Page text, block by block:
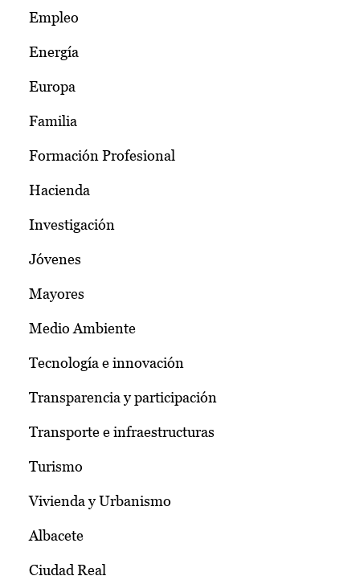
Empleo
Energía
Europa
Familia
Formación Profesional
Hacienda
Investigación
Jóvenes
Mayores
Medio Ambiente
Tecnología e innovación
Transparencia y participación
Transporte e infraestructuras
Turismo
Vivienda y Urbanismo
Albacete
Ciudad Real